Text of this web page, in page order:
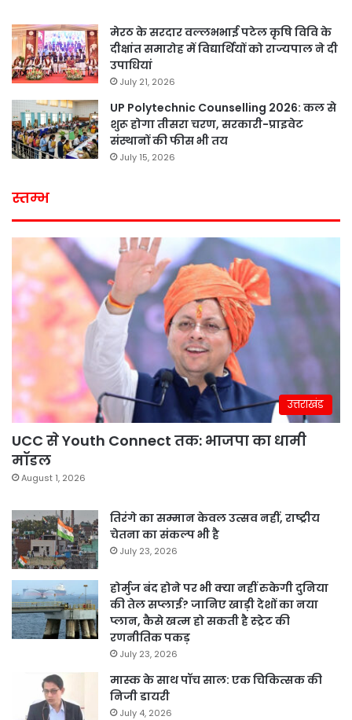
मेरठ के सरदार वल्लभभाई पटेल कृषि विवि के
दीक्षांत समारोह में विद्यार्थियों को राज्यपाल ने दी
उपाधियां
July 21, 2026
UP Polytechnic Counselling 2026: कल से
शुरू होगा तीसरा चरण, सरकारी-प्राइवेट
संस्थानों की फीस भी तय
July 15, 2026
स्तम्भ
उत्तराखंड
UCC से Youth Connect तक: भाजपा का धामी
मॉडल
August 1, 2026
तिरंगे का सम्मान केवल उत्सव नहीं, राष्ट्रीय
चेतना का संकल्प भी है
July 23, 2026
होर्मुज बंद होने पर भी क्या नहीं रुकेगी दुनिया
की तेल सप्लाई? जानिए खाड़ी देशों का नया
प्लान, कैसे खत्म हो सकती है स्ट्रेट की
रणनीतिक पकड़
July 23, 2026
मास्क के साथ पॉच साल: एक चिकित्सक की
निजी डायरी
July 4, 2026